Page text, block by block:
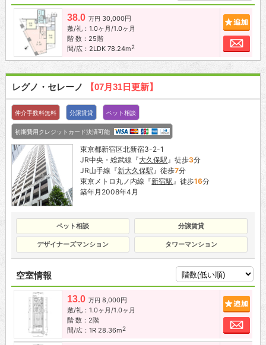
38.0 万円 30,000円
敷/礼：1.0ヶ月/1.0ヶ月
階 数：25階
間/広：2LDK 78.24m2
お
レグノ・セレーノ 【07月31日更新】
仲介手数料無料 分譲賃貸 ペット相談
初期費用クレジットカード決済可能
東京都新宿区北新宿3-2-1
JR中央・総武線『大久保駅』徒歩3分
JR山手線『新大久保駅』徒歩7分
東京メトロ丸ノ内線『新宿駅』徒歩16分
築年月2008年4月
ペット相談 分譲賃貸
デザイナーズマンション タワーマンション
空室情報
13.0 万円 8,000円
敷/礼：1.0ヶ月/1.0ヶ月
階 数：2階
間/広：1R 28.36m2
お